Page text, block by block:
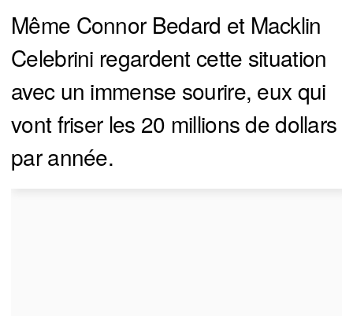
Même Connor Bedard et Macklin
Celebrini regardent cette situation
avec un immense sourire, eux qui
vont friser les 20 millions de dollars
par année.